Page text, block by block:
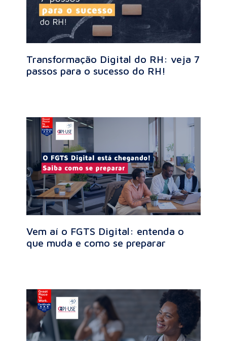
Transformação Digital do RH: veja 7
passos para o sucesso do RH!
Vem aí o FGTS Digital: entenda o
que muda e como se preparar